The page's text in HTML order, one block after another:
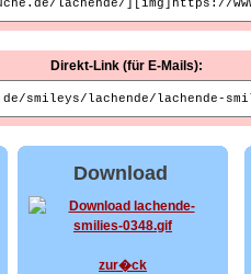
Direkt-Link (für E-Mails):
Download
zur�ck